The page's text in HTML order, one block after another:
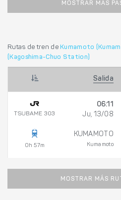
MOSTRAR MÁS
Rutas de tren de Kumamoto
(Kagoshima-Chuo Station)
Salida
TSUBAME 303
0h 57m
06:11
Ju, 13/08
KUMAMOTO
Kumamoto
MOSTRAR MÁS